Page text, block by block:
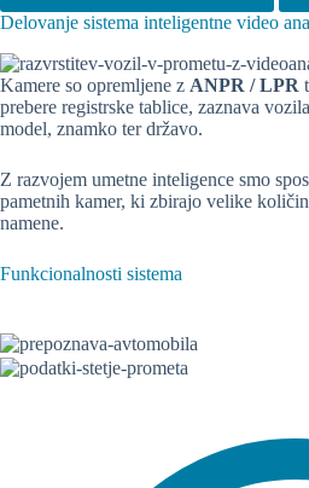
Delovanje sistema inteligentne video
Kamere so opremljene z ANPR / LPR
prebere registrske tablice, zaznava
model, znamko ter državo.
Z razvojem umetne inteligence smo
pametnih kamer, ki zbirajo velike
namene.
Funkcionalnosti sistema